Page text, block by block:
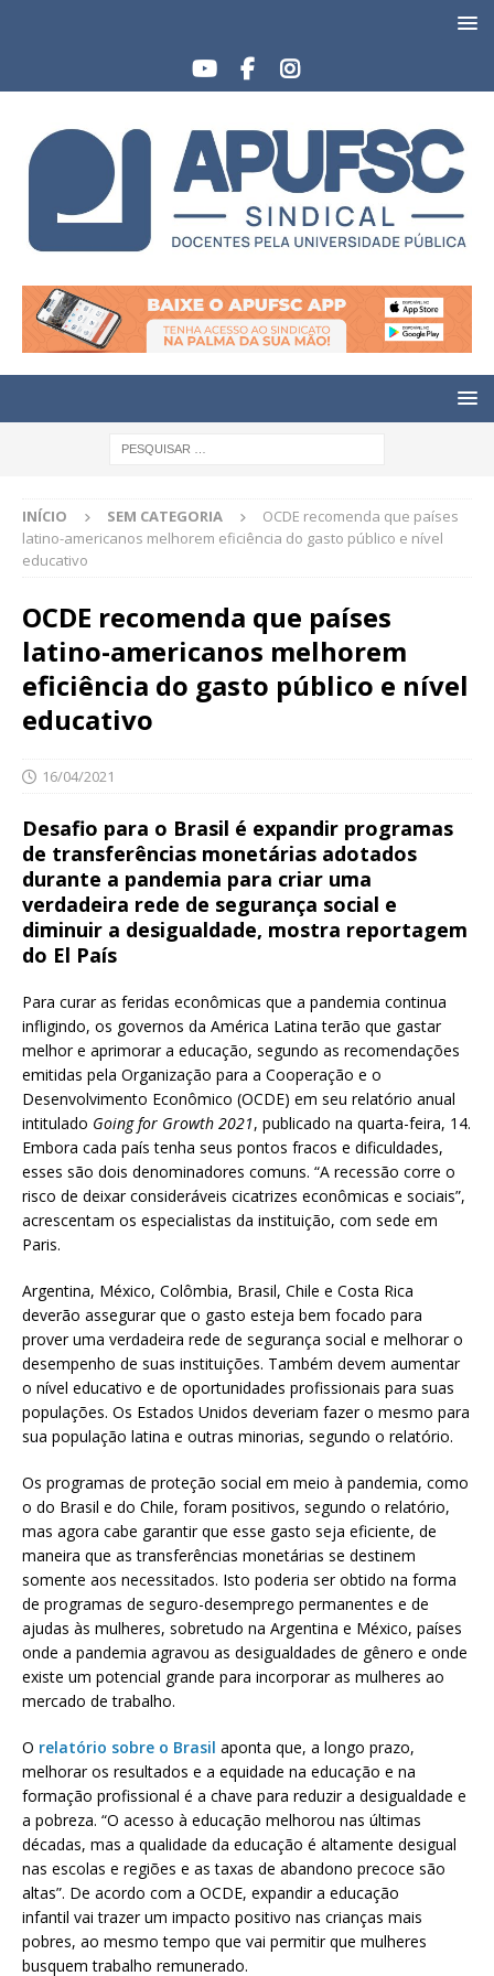
INÍCIO SEM CATEGORIA
OCDE recomenda que países
latino-americanos melhorem eficiência do gasto público e nível
educativo
OCDE recomenda que países
latino-americanos melhorem
eficiência do gasto público e nível
educativo
16/04/2021
Desafio para o Brasil é expandir programas
de transferências monetárias adotados
durante a pandemia para criar uma
verdadeira rede de segurança social e
diminuir a desigualdade, mostra reportagem
do El País
Para curar as feridas econômicas que a pandemia continua
infligindo, os governos da América Latina terão que gastar
melhor e aprimorar a educação, segundo as recomendações
emitidas pela Organização para a Cooperação e o
Desenvolvimento Econômico (OCDE) em seu relatório anual
intitulado Going for Growth 2021, publicado na quarta-feira, 14.
Embora cada país tenha seus pontos fracos e dificuldades,
esses são dois denominadores comuns. “A recessão corre o
risco de deixar consideráveis cicatrizes econômicas e sociais”,
acrescentam os especialistas da instituição, com sede em
Paris.
Argentina, México, Colômbia, Brasil, Chile e Costa Rica
deverão assegurar que o gasto esteja bem focado para
prover uma verdadeira rede de segurança social e melhorar o
desempenho de suas instituições. Também devem aumentar
o nível educativo e de oportunidades profissionais para suas
populações. Os Estados Unidos deveriam fazer o mesmo para
sua população latina e outras minorias, segundo o relatório.
Os programas de proteção social em meio à pandemia, como
o do Brasil e do Chile, foram positivos, segundo o relatório,
mas agora cabe garantir que esse gasto seja eficiente, de
maneira que as transferências monetárias se destinem
somente aos necessitados. Isto poderia ser obtido na forma
de programas de seguro-desemprego permanentes e de
ajudas às mulheres, sobretudo na Argentina e México, países
onde a pandemia agravou as desigualdades de gênero e onde
existe um potencial grande para incorporar as mulheres ao
mercado de trabalho.
O relatório sobre o Brasil aponta que, a longo prazo,
melhorar os resultados e a equidade na educação e na
formação profissional é a chave para reduzir a desigualdade e
a pobreza. “O acesso à educação melhorou nas últimas
décadas, mas a qualidade da educação é altamente desigual
nas escolas e regiões e as taxas de abandono precoce são
altas”. De acordo com a OCDE, expandir a educação
infantil vai trazer um impacto positivo nas crianças mais
pobres, ao mesmo tempo que vai permitir que mulheres
busquem trabalho remunerado.